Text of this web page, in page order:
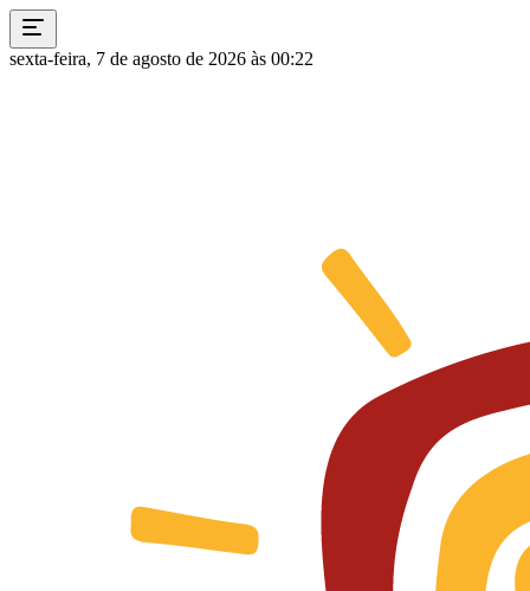
sexta-feira, 7 de agosto de 2026 às 00:22